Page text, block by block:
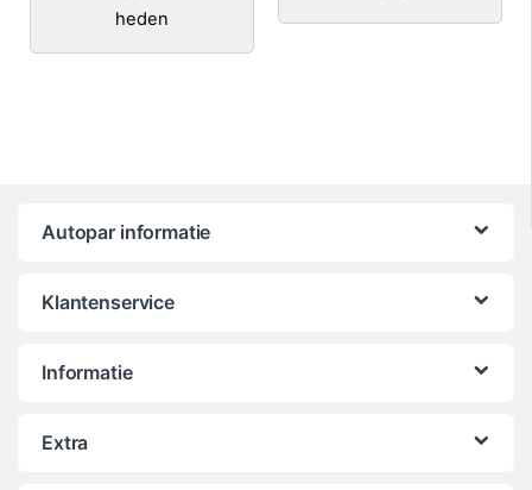
heden
Autopar informatie
Klantenservice
Informatie
Extra